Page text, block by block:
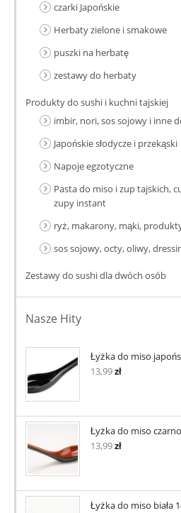
czarki Japońskie
Herbaty zielone i smakowe
puszki na herbatę
zestawy do herbaty
Produkty do sushi i kuchni tajskiej
imbir, nori, sos sojowy i inne
Japońskie słodycze i przekąski
Napoje egzotyczne
Pasta do miso i zup tajskich,
zupy instant
ryż, makarony, mąki,
sos sojowy, octy, oliwy,
Zestawy do sushi dla dwóch osób
Nasze Hity
Łyżka do miso
13,99zł
Łyżka do miso
13,99zł
Łyżka do miso biała